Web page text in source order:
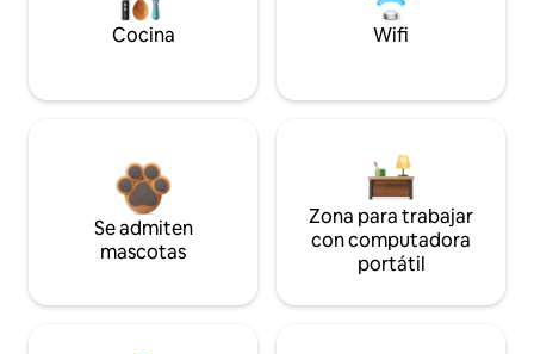
Cocina Wifi
Se admiten
mascotas
Zona para trabajar
con computadora
portátil